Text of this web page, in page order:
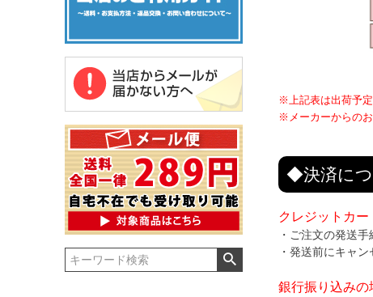
※上記表は出荷予
※メーカーからの
◆決済に
クレジットカ
・ご注文の発送
・発送前にキャ
銀行振り込みの